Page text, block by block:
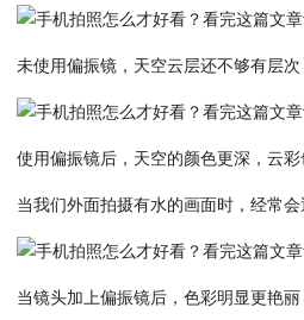
未使用偏振镜，天空云层还不够有层
使用偏振镜后，天空的颜色更深，云彩
当我们外面拍摄有水的画面时，经常
当镜头加上偏振镜后，色彩明显更艳